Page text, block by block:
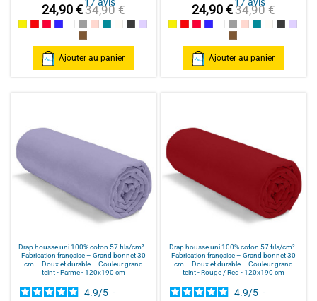
24,90 €34,90 €
JauneRouge / Red
Framboise / Fuschia
Marine
BlancGris souris
Rose poudré / Light pink
Bleu Canard
Naturel
Gris Foncé
Parme
Cannelle
Ajouter au panier
24,90 €34,90 €
JauneRouge / Red
Framboise / Fuschia
Marine
BlancGris souris
Rose poudré /
Bleu Canard
Naturel
Gris
Cannelle
Ajouter au panier
Drap housse uni 100% coton 57 fils/cm² -
Fabrication française – Grand bonnet 30
cm – Doux et durable – Couleur grand
teint - Parme - 120x190 cm
4.9/5 -
Drap housse uni 100% coton 57 fils/cm² -
Fabrication française – Grand bonnet 30
cm – Doux et durable – Couleur grand
teint - Rouge / Red - 120x190 cm
4.9/5 -